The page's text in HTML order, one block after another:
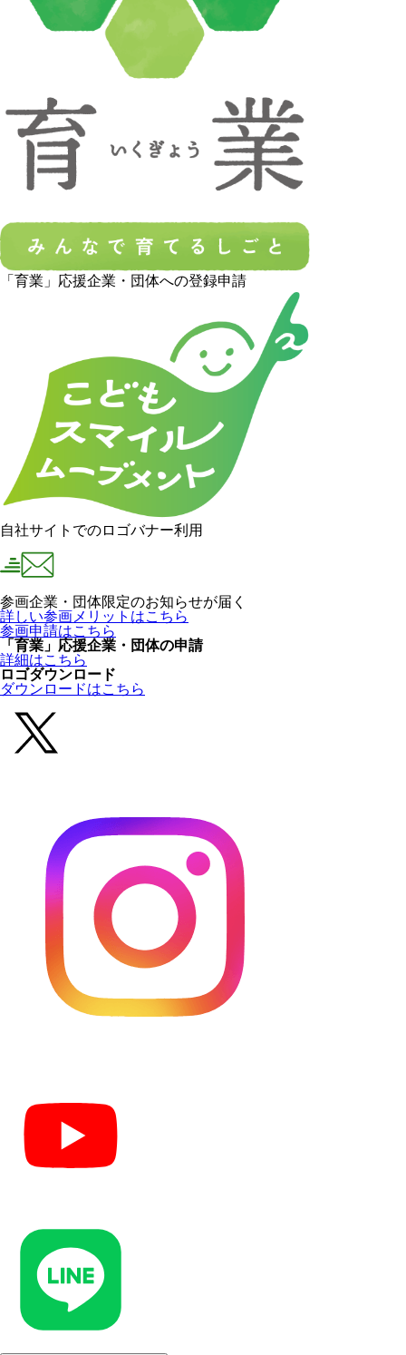
「育業」応援企業・団体への登録申請
自社サイトでのロゴバナー利用
参画企業・団体限定のお知らせが届く
詳しい参画メリットはこちら
参画申請はこちら
「育業」応援企業・団体の申請
詳細はこちら
ロゴダウンロード
ダウンロードはこちら